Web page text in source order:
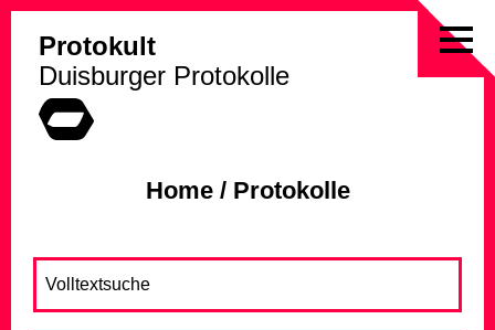
to
Protokult
Duisburger Protokolle
Home/ Protokolle